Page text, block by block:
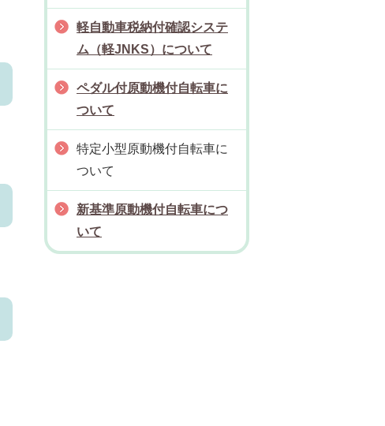
軽自動車税納付確認システ
ム（軽JNKS）について
ペダル付原動機付自転車に
ついて
特定小型原動機付自転車に
ついて
新基準原動機付自転車につ
いて